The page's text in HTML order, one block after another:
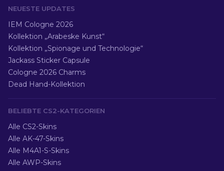
NEUESTE UPDATES
IEM Cologne 2026
Kollektion „Arabeske Kunst“
Kollektion „Spionage und Technologie“
Jackass Sticker Capsule
Cologne 2026 Charms
Dead Hand-Kollektion
BELIEBTE CS2-KATEGORIEN
Alle CS2-Skins
Alle AK-47-Skins
Alle M4A1-S-Skins
Alle AWP-Skins